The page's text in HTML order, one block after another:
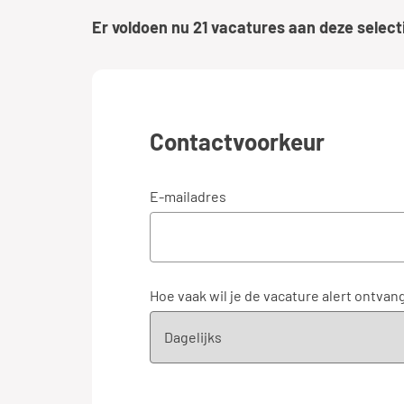
Er voldoen nu 21vacatures aan deze
Contactvoorkeur
E-mailadres
Hoe vaak wil je de vacature alert